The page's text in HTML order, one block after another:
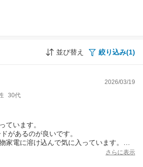
並び替え 絞り込み(1)
2026/03/19
30代
ています。
があるのが良いです。
家電に溶け込んで気に入っています。
で煮物を作るのがとても楽になりまし
し行ったり他の作業ができるので助かっ
さらに表示